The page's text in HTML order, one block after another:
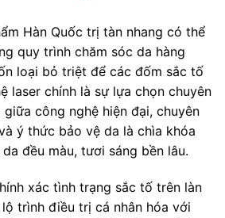
Hàn Quốc trị tàn nhang có thể
quy trình chăm sóc da hàng
loại bỏ triệt để các đốm sắc tố
laser chính là sự lựa chọn chuyên
công nghệ hiện đại, chuyên
ý thức bảo vệ da là chìa khóa
đều màu, tươi sáng bền lâu.
xác tình trạng sắc tố trên làn
trình điều trị cá nhân hóa với